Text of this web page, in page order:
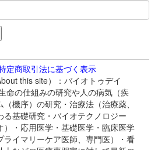
定商取引法に基づく表示
this site）：バイオトゥデイ
命の仕組みの研究や人の病気（疾
機序）の研究・治療法（治療薬、
る基礎研究・バイオテクノロジー
）・応用医学・基礎医学・臨床医学
ライマリーケア医師、専門医）・看